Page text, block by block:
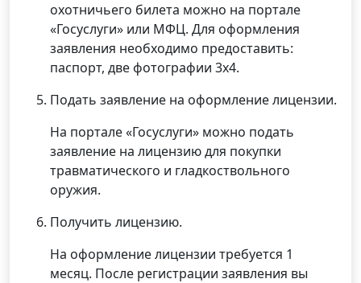
охотничьего билета можно на портале
«Госуслуги» или МФЦ. Для оформления
заявления необходимо предоставить:
паспорт, две фотографии 3х4.
Подать заявление на оформление лицензии.
На портале «Госуслуги» можно подать
заявление на лицензию для покупки
травматического и гладкоствольного
оружия.
Получить лицензию.
На оформление лицензии требуется 1
месяц. После регистрации заявления вы